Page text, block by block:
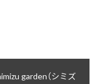
garden（シミズ